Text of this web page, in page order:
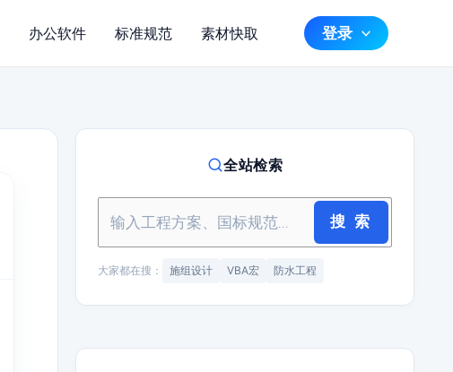
办公软件 标准规范 素材快取 登录
全站检索
搜 索
大家都在搜： 施组设计 VBA宏 防水工程